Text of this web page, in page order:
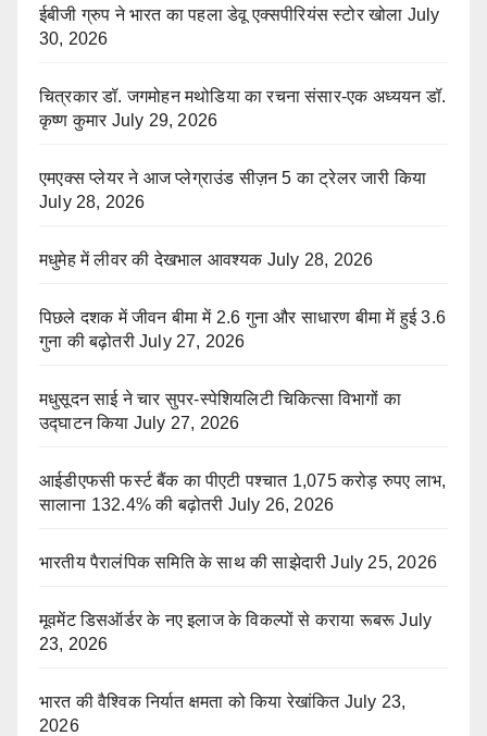
ईबीजी ग्रुप ने भारत का पहला डेवू एक्सपीरियंस स्टोर खोला July
30, 2026
चित्रकार डॉ. जगमोहन मथोडिया का रचना संसार-एक अध्ययन डॉ.
कृष्ण कुमार July 29, 2026
एमएक्स प्लेयर ने आज प्लेग्राउंड सीज़न 5 का ट्रेलर जारी किया
July 28, 2026
मधुमेह में लीवर की देखभाल आवश्यक July 28, 2026
पिछले दशक में जीवन बीमा में 2.6 गुना और साधारण बीमा में हुई 3.6
गुना की बढ़ोतरी July 27, 2026
मधुसूदन साई ने चार सुपर-स्पेशियलिटी चिकित्सा विभागों का
उद्घाटन किया July 27, 2026
आईडीएफसी फर्स्ट बैंक का पीएटी पश्चात 1,075 करोड़ रुपए लाभ,
सालाना 132.4% की बढ़ोतरी July 26, 2026
भारतीय पैरालंपिक समिति के साथ की साझेदारी July 25, 2026
मूवमेंट डिसऑर्डर के नए इलाज के विकल्पों से कराया रूबरू July
23, 2026
भारत की वैश्विक निर्यात क्षमता को किया रेखांकित July 23,
2026